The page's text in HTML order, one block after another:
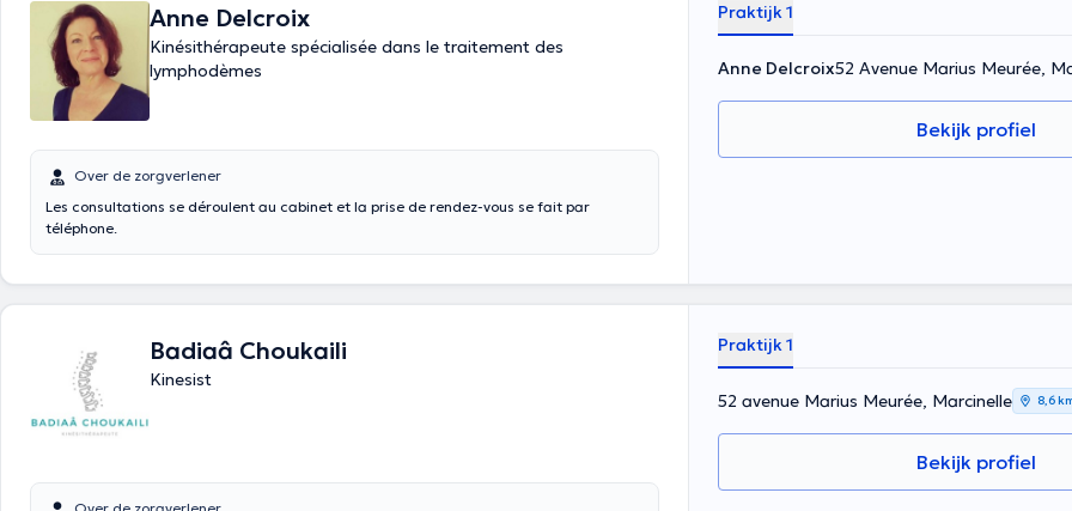
Anne Delcroix
Kinésithérapeute spécialisée dans le traitement des
lymphodèmes
Over de zorgverlener
Les consultations se déroulent au cabinet et la prise de rendez-vous se fait par
téléphone.
Praktijk 1
Anne Delcroix52 Avenue Marius Meurée,
Bekijk profiel
Badiaâ Choukaili
Kinesist
Praktijk 1
52 avenue Marius Meurée, Marcinelle 8,6
Bekijk profiel